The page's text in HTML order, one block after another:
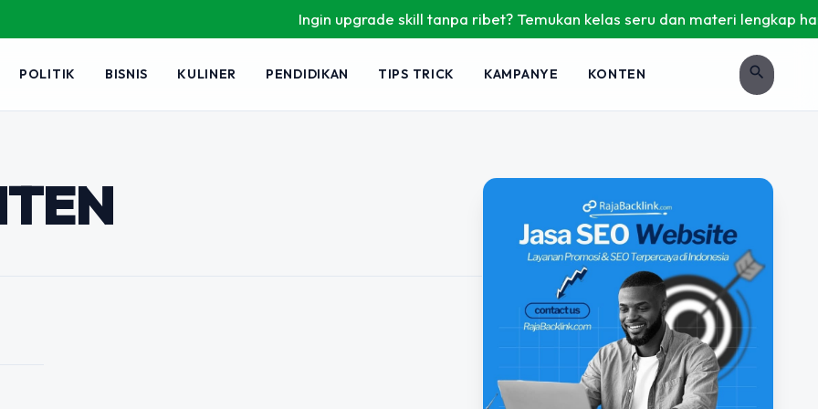
Ingin upgrade skill tanpa ribet? Temukan kelas seru dan materi lengkap
POLITIK BISNIS KULINER PENDIDIKAN TIPS TRICK KAMPANYE KONTEN search
Respon? Ini
Benar
perhatian audiens menjadi